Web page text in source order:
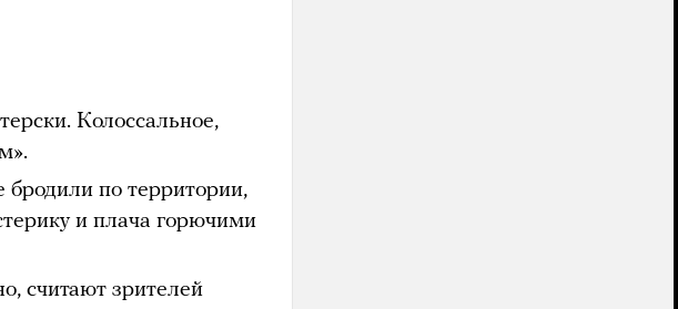
Колоссальное,
бродили по территории,
и плача горючими
считают зрителей